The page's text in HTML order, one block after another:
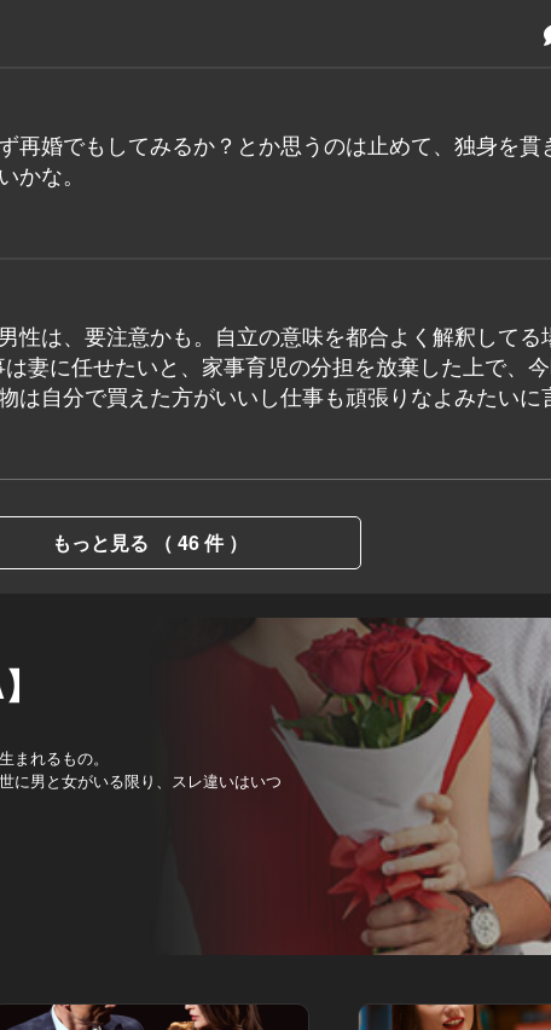
再婚でもしてみるか？とか思うのは止めて、独身を貫
かな。
性は、要注意かも。自立の意味を都合よく解釈してる
妻に任せたいと、家事育児の分担を放棄した上で、
は自分で買えた方がいいし仕事も頑張りなよみたいに
もっと見る （ 46 件 ）
まれるもの。
に男と女がいる限り、スレ違いはいつ